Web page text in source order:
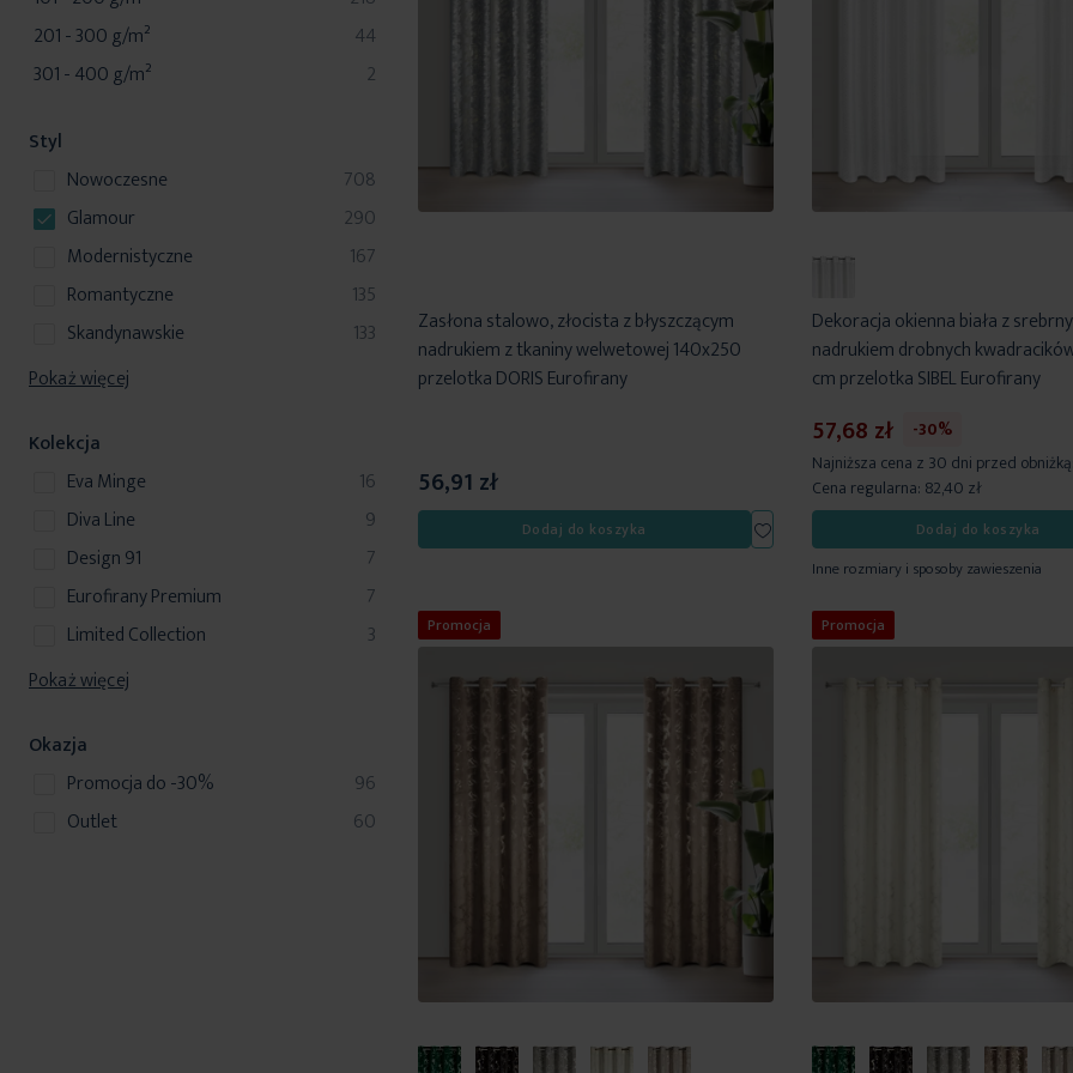
Zasłona stalowo, złocista z błyszczącym
nadrukiem z tkaniny welwetowej 140x250
przelotka DORIS Eurofirany
56,91 zł
Dodaj do koszyka
Dodaj
do
Dekoracja okienna biała z
nadrukiem drobnych
cm przelotka SIBEL Eurofirany
57,68 zł
-30%
Najniższa cena z 30 dni przed obniżką:
Cena regularna: 82,40 zł
Dodaj do koszyka
Inne rozmiary i sposoby zawieszenia
Promocja Promocja
201 - 300 g/m²
44
produkty
301 - 400 g/m²
2
produkty
Styl
nowoczesne
708
produkty
glamour
290
produkty
modernistyczne
167
produkty
romantyczne
135
produkty
skandynawskie
133
produkty
Pokaż więcej
Kolekcja
Eva Minge
16
produkty
Diva Line
9
produkty
Design 91
7
produkty
Eurofirany Premium
7
produkty
Limited Collection
3
produkty
Pokaż więcej
Okazja
Promocja do -30%
96
produkty
Outlet
60
produkty